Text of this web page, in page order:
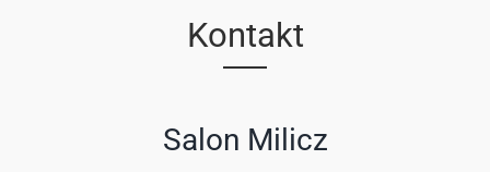
Kontakt
Salon Milicz